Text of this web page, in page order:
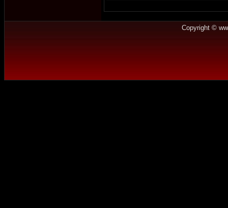
Copyright ©